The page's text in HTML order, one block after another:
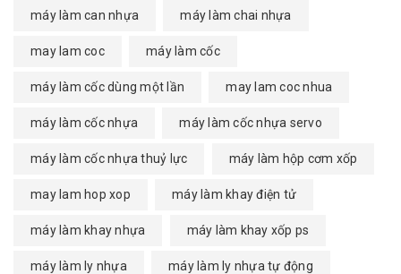
máy làm can nhựa máy làm chai nhựa
may lam coc máy làm cốc
máy làm cốc dùng một lần may lam coc nhua
máy làm cốc nhựa máy làm cốc nhựa servo
máy làm cốc nhựa thuỷ lực máy làm hộp cơm xốp
may lam hop xop máy làm khay điện tử
máy làm khay nhựa máy làm khay xốp ps
máy làm ly nhựa máy làm ly nhựa tự động